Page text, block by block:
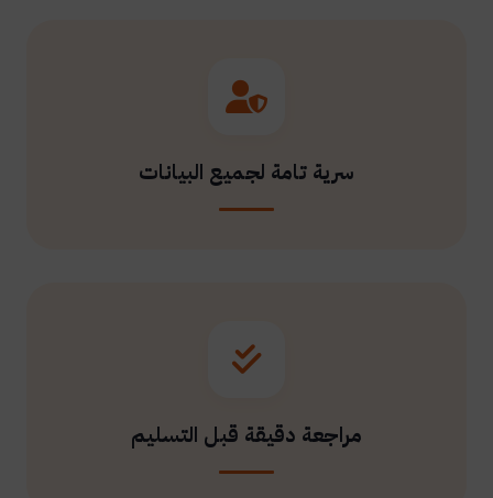
سرية تامة لجميع البيانات
مراجعة دقيقة قبل التسليم